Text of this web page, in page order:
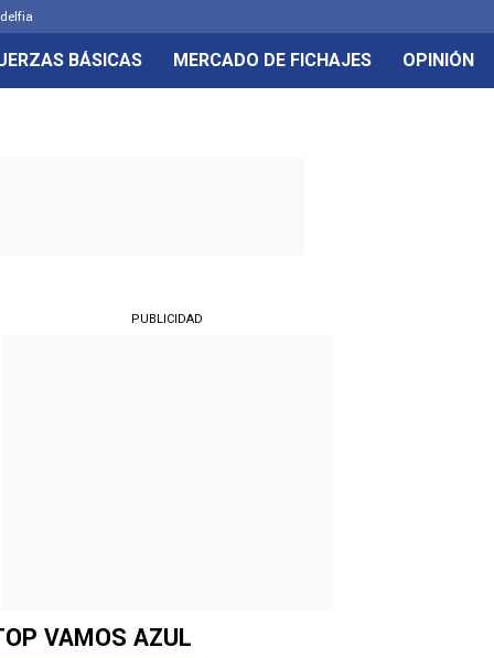
BÁSICAS MERCADO DE FICHAJES OPINIÓN
PUBLICIDAD
VAMOS AZUL